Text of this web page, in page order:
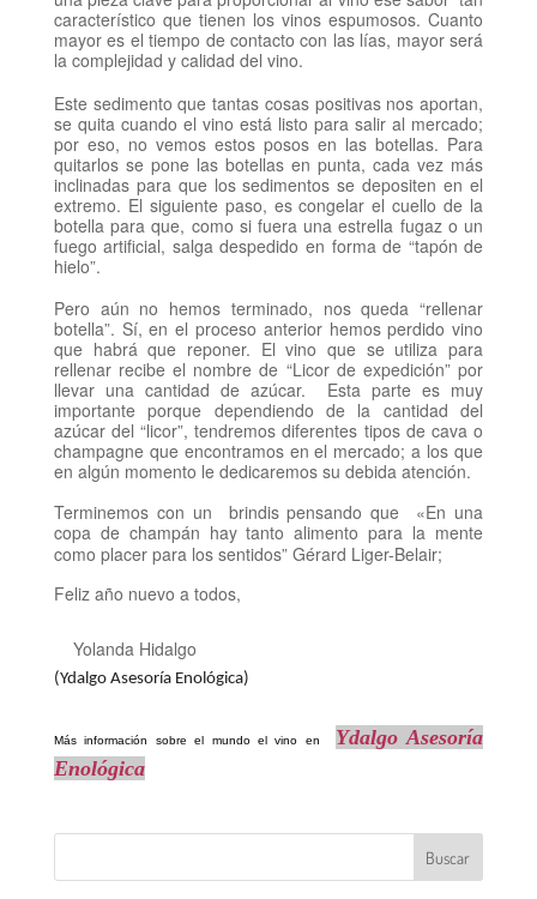
característico que tienen los vinos espumosos. Cuanto
mayor es el tiempo de contacto con las lías, mayor será
la complejidad y calidad del vino.
Este sedimento que tantas cosas positivas nos aportan,
se quita cuando el vino está listo para salir al mercado;
por eso, no vemos estos posos en las botellas. Para
quitarlos se pone las botellas en punta, cada vez más
inclinadas para que los sedimentos se depositen en el
extremo. El siguiente paso, es congelar el cuello de la
botella para que, como si fuera una estrella fugaz o un
fuego artificial, salga despedido en forma de “tapón de
hielo”.
Pero aún no hemos terminado, nos queda “rellenar
botella”. Sí, en el proceso anterior hemos perdido vino
que habrá que reponer. El vino que se utiliza para
rellenar recibe el nombre de “Licor de expedición” por
llevar una cantidad de azúcar. Esta parte es muy
importante porque dependiendo de la cantidad del
azúcar del “licor”, tendremos diferentes tipos de cava o
champagne que encontramos en el mercado; a los que
en algún momento le dedicaremos su debida atención.
Terminemos con un brindis pensando que «En una
copa de champán hay tanto alimento para la mente
como placer para los sentidos” Gérard Liger-Belair;
Feliz año nuevo a todos,
Yolanda Hidalgo
(Ydalgo Asesoría Enológica)
Más información sobre el mundo el vino en
Ydalgo Asesoría
Enológica